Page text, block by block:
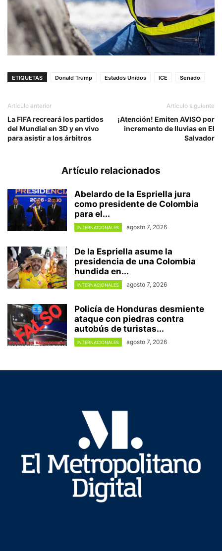
ETIQUETAS Donald Trump Estados Unidos ICE Senado
Artículo anterior
La FIFA recreará los partidos
del Mundial en 3D y en vivo
para asistir a los árbitros
Artículo siguiente
¡Atención! Emiten AVISO por
incremento de lluvias en El
Salvador
Artículo relacionados
Abelardo de la Espriella jura
como presidente de Colombia
para el...
INTERNACIONALES agosto 7, 2026
De la Espriella asume la
presidencia de una Colombia
hundida en...
INTERNACIONALES agosto 7, 2026
Policía de Honduras desmiente
ataque con piedras contra
autobús de turistas...
INTERNACIONALES agosto 7, 2026